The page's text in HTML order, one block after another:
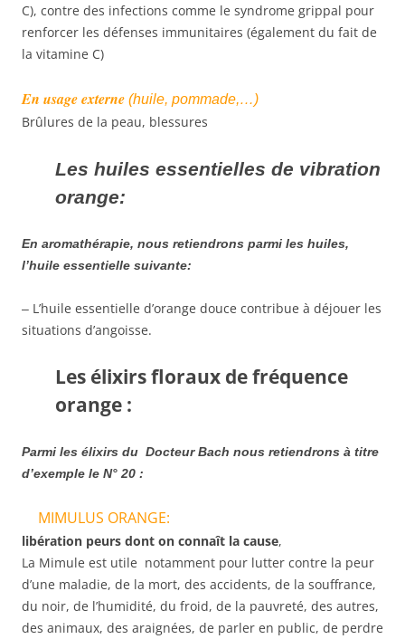
C), contre des infections comme le syndrome grippal pour
renforcer les défenses immunitaires (également du fait de
la vitamine C)
En usage externe (huile, pommade,…)
Brûlures de la peau, blessures
Les huiles essentielles de vibration
orange:
En aromathérapie, nous retiendrons parmi les huiles,
l’huile essentielle suivante:
– L’huile essentielle d’orange douce contribue à déjouer les
situations d’angoisse.
Les élixirs floraux de fréquence
orange :
Parmi les élixirs du Docteur Bach nous retiendrons à titre
d’exemple le N° 20 :
MIMULUS ORANGE:
libération peurs dont on connaît la cause,
La Mimule est utile notamment pour lutter contre la peur
d’une maladie, de la mort, des accidents, de la souffrance,
du noir, de l’humidité, du froid, de la pauvreté, des autres,
des animaux, des araignées, de parler en public, de perdre